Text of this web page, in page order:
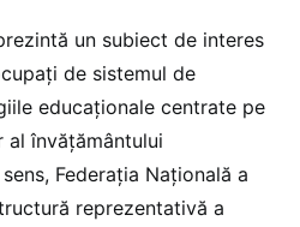
un subiect de interes
de sistemul de
educaționale centrate pe
al învățământului
Federația Națională a
reprezentativă a